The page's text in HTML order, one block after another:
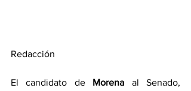
Redacción
El candidato de Morena